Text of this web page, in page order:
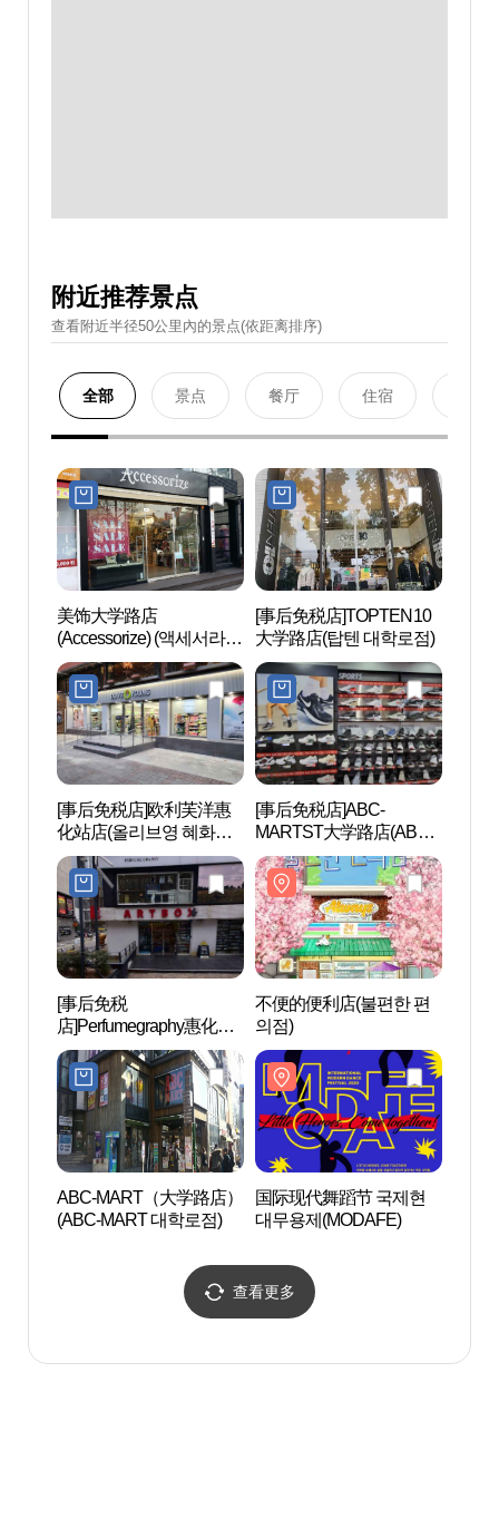
附近推荐景点
查看附近半径50公里內的景点(依距离排序)
全部 景点 餐厅 住宿
美饰大学路店
(Accessorize) (액세서라이
즈 대학로)
[事后免税店]TOPTEN10
大学路店(탑텐 대학로점)
[事后免税店]欧利芙洋惠
化站店(올리브영 혜화역
점)
[事后免税店]ABC-
MARTST大学路店(ABC
마트 ST 대학로점)
[事后免税
店]Perfumegraphy惠化店
(퍼퓸그라피 혜화)
不便的便利店(불편한 편
의점)
ABC-MART（大学路店）
(ABC-MART 대학로점)
国际现代舞蹈节 국제현
대무용제(MODAFE)
查看更多